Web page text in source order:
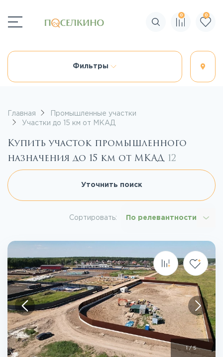
Поиск по сайту
0 0
Фильтры
Главная
Промышленные участки
Участки до 15 км от МКАД
Купить участок промышленного
назначения до 15 км от МКАД 12
Уточнить поиск
Сортировать: По релевантности
/5